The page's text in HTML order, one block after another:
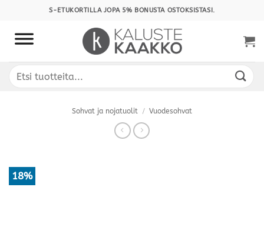
content
S-ETUKORTILLA JOPA 5% BONUSTA OSTOKSISTASI.
Etsi:
Sohvat ja nojatuolit / Vuodesohvat
18%